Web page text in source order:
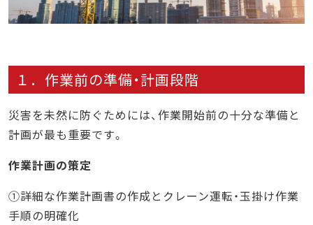
１．作業前の準備・計画段階
災害を未然に防ぐためには、作業開始前の十分な準備と
計画が最も重要です。
作業計画の策定
①詳細な作業計画書の作成とクレーン運転・玉掛け作業
手順の明確化